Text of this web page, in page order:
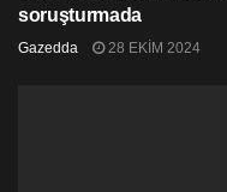
soruşturmada
Gazedda 28 EKIM 2024